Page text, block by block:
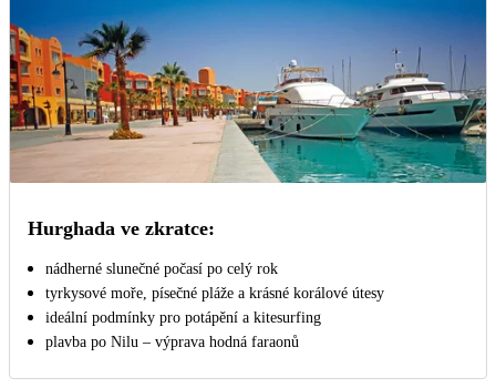
Hurghada ve zkratce:
nádherné slunečné počasí po celý rok
tyrkysové moře, písečné pláže a krásné korálové útesy
ideální podmínky pro potápění a kitesurfing
plavba po Nilu – výprava hodná faraonů